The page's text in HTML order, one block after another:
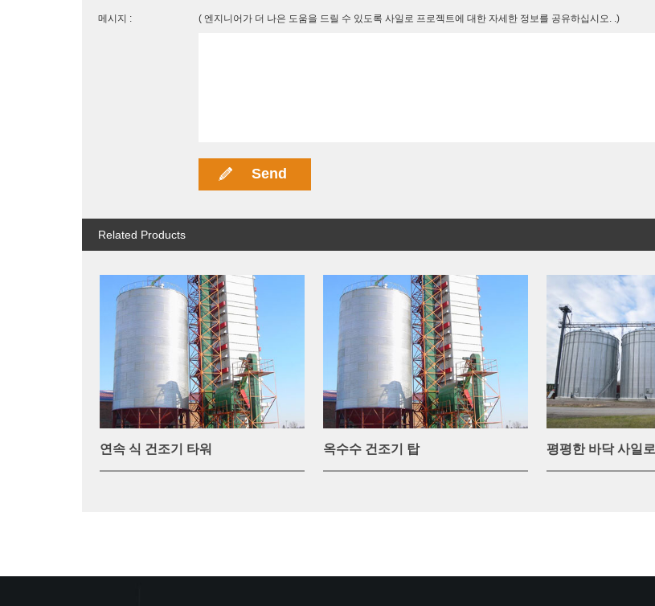
메시지 : ( 엔지니어가 더 나은 도움을 드릴 수 있도록 사일로 프로젝트에 대한 자세한 정보를 공유하십시오. .)
Related Products
연속 식 건조기 타워 옥수수 건조기 탑 평평한 바닥 사일로